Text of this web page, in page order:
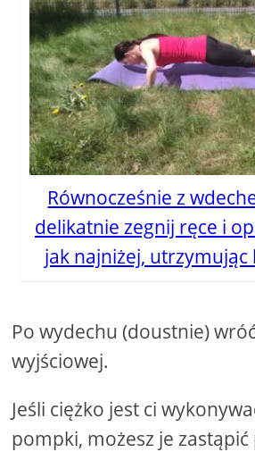
Równocześnie z
delikatnie zegnij ręce i
jak najniżej, utrzymując
Po wydechu (doustnie)
wyjściowej.
Jeśli ciężko jest ci
pompki, możesz je